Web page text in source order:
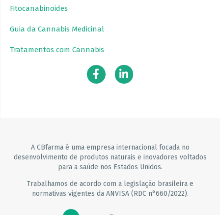
Fitocanabinoides
Guia da Cannabis Medicinal
Tratamentos com Cannabis
A CBfarma é uma empresa internacional focada no
desenvolvimento de produtos naturais e inovadores voltados
para a saúde nos Estados Unidos.
Trabalhamos de acordo com a legislação brasileira e
normativas vigentes da ANVISA (RDC n°660/2022).